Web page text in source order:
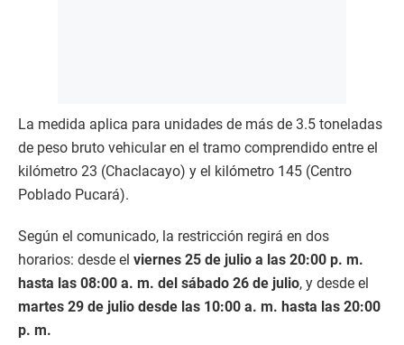
La medida aplica para unidades de más de 3.5 toneladas
de peso bruto vehicular en el tramo comprendido entre el
kilómetro 23 (Chaclacayo) y el kilómetro 145 (Centro
Poblado Pucará).
Según el comunicado, la restricción regirá en dos
horarios: desde el viernes 25 de julio a las 20:00 p. m.
hasta las 08:00 a. m. del sábado 26 de julio, y desde el
martes 29 de julio desde las 10:00 a. m. hasta las 20:00
p. m.